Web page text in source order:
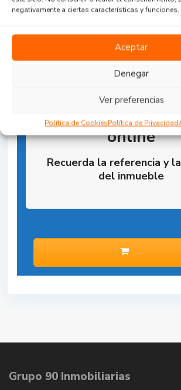
negativamente a ciertas características y funciones.
Aceptar
Denegar
Ver preferencias
Política de CookiesPolítica de Privacidad
Reserva la
online
Recuerda la referencia y
del inmueble
--
Grupo 90 Inmobiliarias